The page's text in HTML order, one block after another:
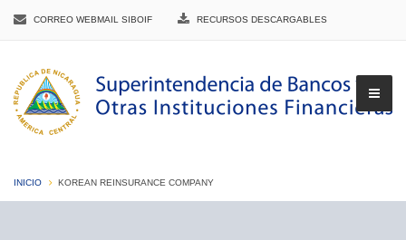
CORREO WEBMAIL SIBOIF RECURSOS DESCARGABLES
INICIO KOREAN REINSURANCE COMPANY